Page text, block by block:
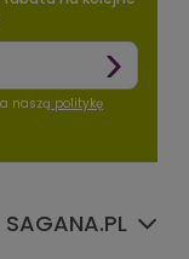
naszą politykę
SAGANA.PL